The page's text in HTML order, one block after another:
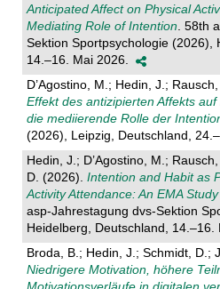
Anticipated Affect on Physical
Mediating Role of Intention. 58th
Sektion Sportpsychologie (2026),
14.–16. Mai 2026.
D’Agostino, M.; Hedin, J.;
Effekt des antizipierten Affekts
die mediierende Rolle der
(2026), Leipzig, Deutschland,
Hedin, J.; D’Agostino, M.;
D. (2026). Intention and Habit as
Activity Attendance: An EMA
asp-Jahrestagung dvs-Sektion
Heidelberg, Deutschland, 14.–16.
Broda, B.; Hedin, J.; Schmidt, D.;
Niedrigere Motivation, höhere